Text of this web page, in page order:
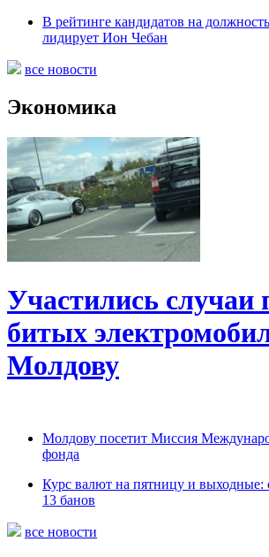
В рейтинге кандидатов на
лидирует Ион Чебан
все новости
Экономика
Участились случаи
битых
Молдову
Молдову посетит Миссия
фонда
Курс валют на пятницу и выходные:
13 банов
все новости